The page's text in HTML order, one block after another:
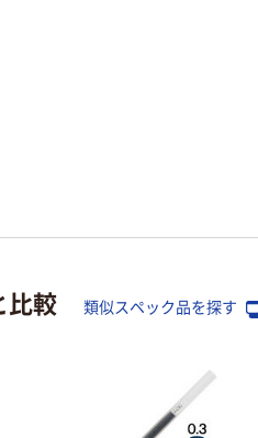
比較 類似スペック品を探す